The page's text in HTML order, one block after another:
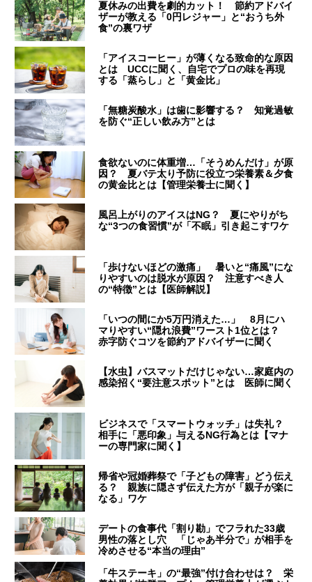
夏休みの出費を劇的カット！ 節約アドバイ
ザーが教える「0円レジャー」と“おうち外
食”の裏ワザ
「アイスコーヒー」が薄くなる致命的な原因
とは UCCに聞く、自宅でプロの味を再現
する「蒸らし」と「黄金比」
「無糖炭酸水」は歯に影響する？ 知覚過敏
を防ぐ“正しい飲み方”とは
食欲ないのに体重増…「そうめんだけ」が原
因？ 夏バテ太り予防に役立つ栄養素＆夕食
の黄金比とは【管理栄養士に聞く】
風呂上がりのアイスはNG？ 夏にやりがち
な“3つの食習慣”が「不眠」引き起こすワケ
「歩けないほどの激痛」 暑いと“痛風”にな
りやすいのは脱水が原因？ 注意すべき人
の“特徴”とは【医師解説】
「いつの間にか5万円消えた…」 8月にハ
マりやすい“隠れ浪費”ワースト1位とは？
赤字防ぐコツを節約アドバイザーに聞く
【水虫】バスマットだけじゃない…家庭内の
感染招く“要注意スポット”とは 医師に聞く
ビジネスで「スマートウォッチ」は失礼？
相手に「悪印象」与えるNG行為とは【マナ
ーの専門家に聞く】
帰省や冠婚葬祭で「子どもの障害」どう伝え
る？ 親族に隠さず伝えた方が「親子が楽に
なる」ワケ
デートの食事代「割り勘」でフラれた33歳
男性の落とし穴 「じゃあ半分で」が相手を
冷めさせる“本当の理由”
「牛ステーキ」の“最強”付け合わせは？ 栄